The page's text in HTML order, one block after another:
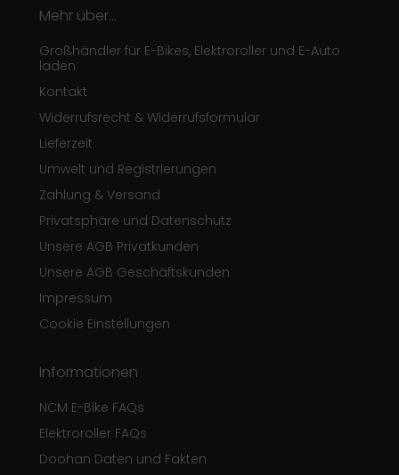
Mehr über...
Großhändler für E-Bikes, Elektroroller und E-Auto
laden
Kontakt
Widerrufsrecht & Widerrufsformular
Lieferzeit
Umwelt und Registrierungen
Zahlung & Versand
Privatsphäre und Datenschutz
Unsere AGB Privatkunden
Unsere AGB Geschäftskunden
Impressum
Cookie Einstellungen
Informationen
NCM E-Bike FAQs
Elektroroller FAQs
Doohan Daten und Fakten